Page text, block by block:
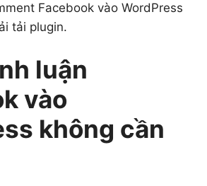
Facebook vào WordPress
tải plugin.
luận
vào
không cần